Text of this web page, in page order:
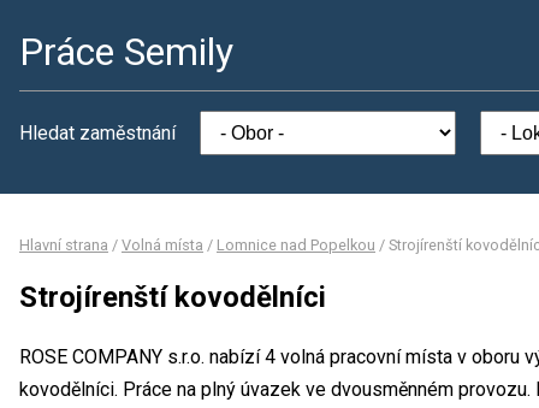
Práce Semily
Hledat zaměstnání
Hlavní strana / Volná místa / Lomnice nad Popelkou / Strojírenští
Strojírenští kovodělníci
ROSE COMPANY s.r.o. nabízí 4 volná pracovní místa v oboru
kovodělníci. Práce na plný úvazek ve dvousměnném